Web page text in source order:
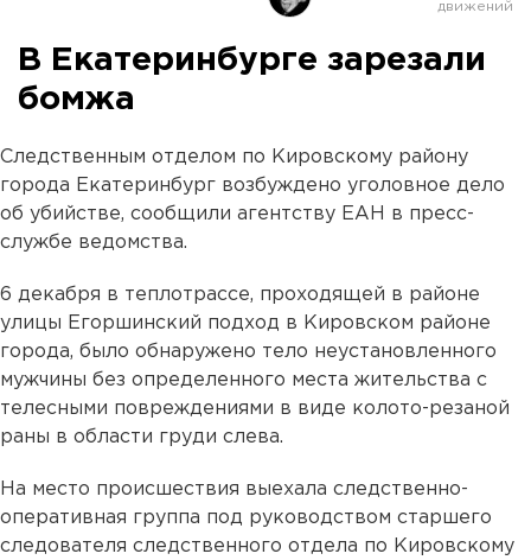
В Екатеринбурге зарезали
бомжа
Следственным отделом по Кировскому району
города Екатеринбург возбуждено уголовное дело
об убийстве, сообщили агентству ЕАН в пресс-
службе ведомства.
6 декабря в теплотрассе, проходящей в районе
улицы Егоршинский подход в Кировском районе
города, было обнаружено тело неустановленного
мужчины без определенного места жительства с
телесными повреждениями в виде колото-резаной
раны в области груди слева.
На место происшествия выехала следственно-
оперативная группа под руководством старшего
следователя следственного отдела по Кировскому